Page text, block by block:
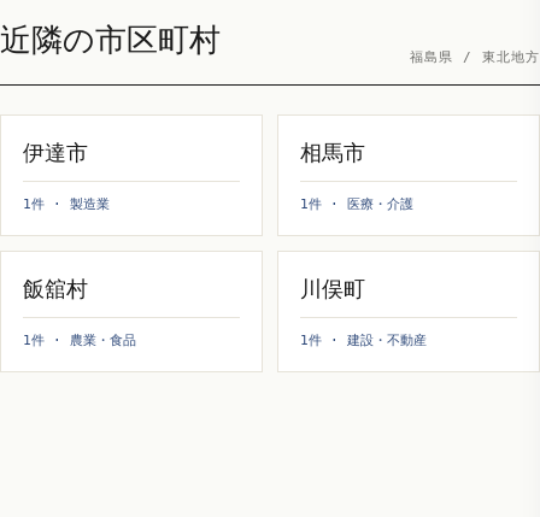
近隣の市区町村 福島県 / 東北地方
伊達市
1件 · 製造業
相馬市
1件 · 医療・介護
飯舘村
1件 · 農業・食品
川俣町
1件 · 建設・不動産